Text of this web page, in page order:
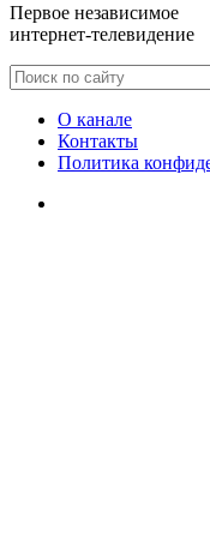
Первое независимое
интернет-телевидение
О канале
Контакты
Политика